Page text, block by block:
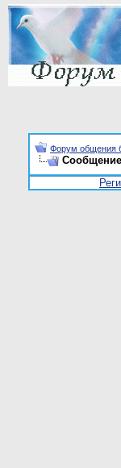
Форум общения